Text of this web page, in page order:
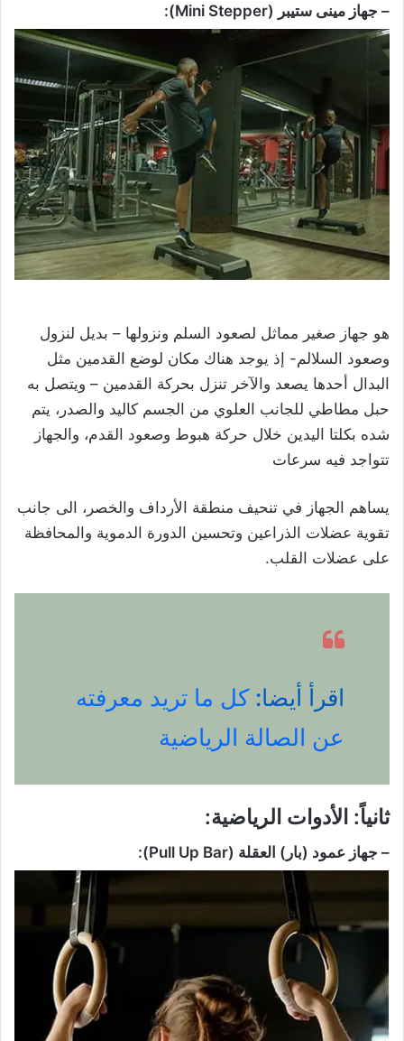
– جهاز مينى ستيبر (Mini Stepper):
هو جهاز صغير مماثل لصعود السلم ونزولها – بديل لنزول
وصعود السلالم- إذ يوجد هناك مكان لوضع القدمين مثل
البدال أحدها يصعد والآخر تنزل بحركة القدمين – ويتصل به
حبل مطاطي للجانب العلوي من الجسم كاليد والصدر، يتم
شده بكلتا اليدين خلال حركة هبوط وصعود القدم، والجهاز
تتواجد فيه سرعات
يساهم الجهاز في تنحيف منطقة الأرداف والخصر، الى جانب
تقوية عضلات الذراعين وتحسين الدورة الدموية والمحافظة
على عضلات القلب.
اقرأ أيضا:كل ما تريد معرفته
عن الصالة الرياضية
ثانياً: الأدوات الرياضية:
– جهاز عمود (بار) العقلة (Pull Up Bar):